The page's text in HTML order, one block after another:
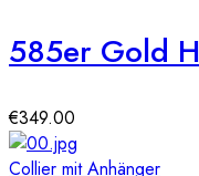
€349.00
Collier mit Anhänger